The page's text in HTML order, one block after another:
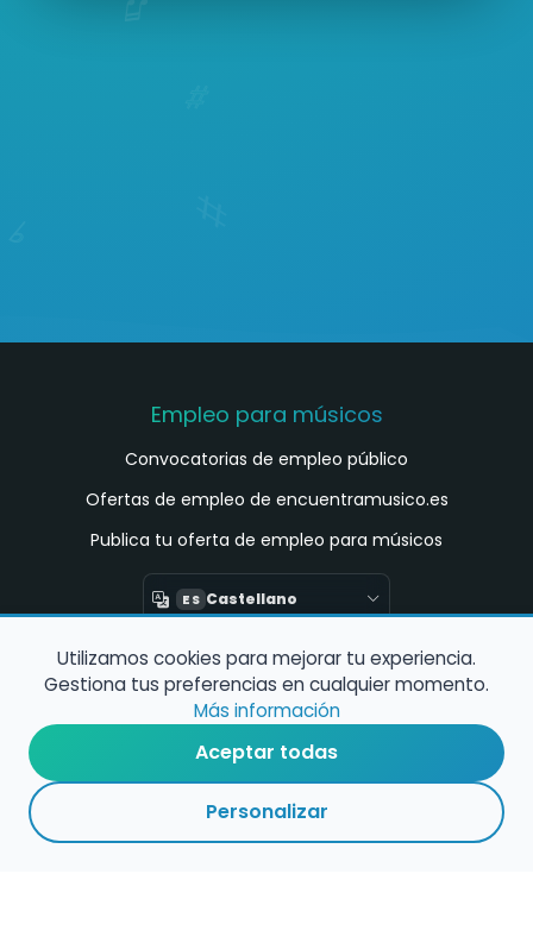
Empleo para músicos
Convocatorias de empleo público
Ofertas de empleo de encuentramusico.es
Publica tu oferta de empleo para músicos
ES Castellano
Encuentra Músico
Buscador de Músicos
Encuentra Pianista Acompañante
Asesoría para músicos y docentes
Utilizamos cookies para mejorar tu experiencia.
Gestiona tus preferencias en cualquier momento.
Más información
Aceptar todas
Personalizar